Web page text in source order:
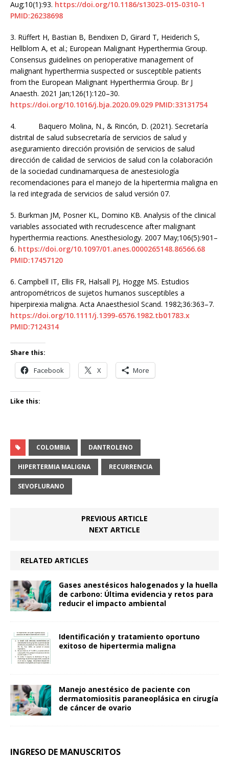
Aug;10(1):93. https://doi.org/10.1186/s13023-015-0310-1
PMID:26238698
3. Rüffert H, Bastian B, Bendixen D, Girard T, Heiderich S,
Hellblom A, et al.; European Malignant Hyperthermia Group.
Consensus guidelines on perioperative management of
malignant hyperthermia suspected or susceptible patients
from the European Malignant Hyperthermia Group. Br J
Anaesth. 2021 Jan;126(1):120–30.
https://doi.org/10.1016/j.bja.2020.09.029 PMID:33131754
4. Baquero Molina, N., & Rincón, D. (2021). Secretaría
distrital de salud subsecretaría de servicios de salud y
aseguramiento dirección provisión de servicios de salud
dirección de calidad de servicios de salud con la colaboración
de la sociedad cundinamarquesa de anestesiología
recomendaciones para el manejo de la hipertermia maligna en
la red integrada de servicios de salud versión 07.
5. Burkman JM, Posner KL, Domino KB. Analysis of the clinical
variables associated with recrudescence after malignant
hyperthermia reactions. Anesthesiology. 2007 May;106(5):901–
6. https://doi.org/10.1097/01.anes.0000265148.86566.68
PMID:17457120
6. Campbell IT, Ellis FR, Halsall PJ, Hogge MS. Estudios
antropométricos de sujetos humanos susceptibles a
hiperpirexia maligna. Acta Anaesthesiol Scand. 1982;36:363–7.
https://doi.org/10.1111/j.1399-6576.1982.tb01783.x
PMID:7124314
Share this:
Facebook X More
Like this:
COLOMBIA DANTROLENO
HIPERTERMIA MALIGNA RECURRENCIA
SEVOFLURANO
PREVIOUS ARTICLE
NEXT ARTICLE
RELATED ARTICLES
Gases anestésicos halogenados y la huella
de carbono: Última evidencia y retos para
reducir el impacto ambiental
Identificación y tratamiento oportuno
exitoso de hipertermia maligna
Manejo anestésico de paciente con
dermatomiositis paraneoplásica en cirugía
de cáncer de ovario
INGRESO DE MANUSCRITOS